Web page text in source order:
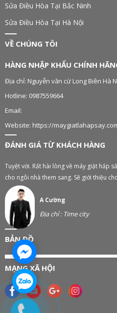
Sửa Điều Hòa Tại Bắc Ninh
Sửa Điều Hòa Tại Hà Nội
VỀ CHÚNG TÔI
HÀNG NHẬP KHẨU CHÍNH
Địa chỉ: Nguyễn văn cừ Long Biên Hà
Hotline: 0987559664
Email:
Website: https://
ĐÁNH GIÁ TỪ KHÁCH HÀNG
Tuyệt vời. Rất hài lòng về máy giặt hấp
cho ngôi nhà them sang. Sẽ giới thiệu
A Cường
Địa chỉ : Time city
BẢN ĐỒ
MẠNG XÃ HỘI